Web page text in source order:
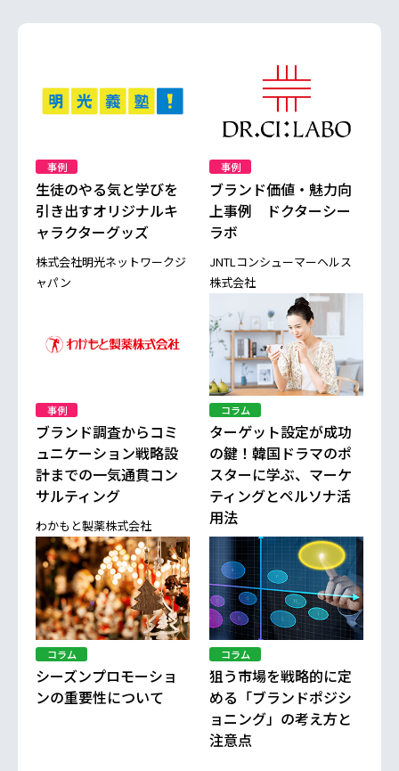
事例
生徒のやる気と学びを
引き出すオリジナルキ
ャラクターグッズ
株式会社明光ネットワークジ
ャパン
事例
ブランド価値・魅力向
上事例 ドクターシー
ラボ
JNTLコンシューマーヘルス
株式会社
事例
ブランド調査からコミ
ュニケーション戦略設
計までの一気通貫コン
サルティング
わかもと製薬株式会社
コラム
ターゲット設定が成功
の鍵！韓国ドラマのポ
スターに学ぶ、マーケ
ティングとペルソナ活
用法
コラム
シーズンプロモーショ
ンの重要性について
コラム
狙う市場を戦略的に定
める「ブランドポジシ
ョニング」の考え方と
注意点